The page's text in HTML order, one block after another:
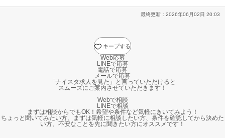
最終更新： 2026年06月02日 20:03
キープする
Web応募
LINEで応募
電話で応募
メールで応募
「ナイスタ求人を見た」と言っていただけると
スムーズにご案内させていただきます！
Webで相談
LINEで相談
まずは相談からでもOK！希望や条件など気軽にきいてみよう！
ちょっと聞いてみたい方、まずは気軽に相談したい方、条件を確認してから決めた
い方、不安なことを先に聞きたい方にオススメです！